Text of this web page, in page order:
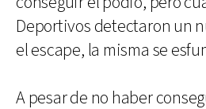
Deportivos detectaron un
el escape, la misma se
A pesar de no haber